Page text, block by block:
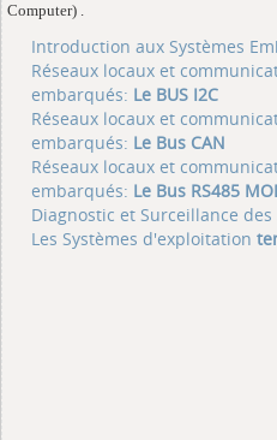
Computer) .
Introduction aux Systèmes
Réseaux locaux et
embarqués: Le BUS I2C
Réseaux locaux et
embarqués: Le Bus CAN
Réseaux locaux et
embarqués: Le Bus RS485
Diagnostic et Surceillance
Les Systèmes d'exploitation